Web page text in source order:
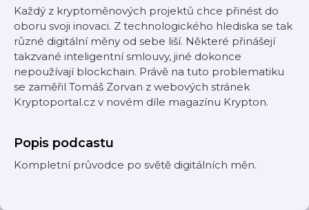
Každý z kryptoměnových projektů chce přinést do
oboru svoji inovaci. Z technologického hlediska se tak
různé digitální měny od sebe liší. Některé přinášejí
takzvané inteligentní smlouvy, jiné dokonce
nepoužívají blockchain. Právě na tuto problematiku
se zaměřil Tomáš Zorvan z webových stránek
Kryptoportal.cz v novém díle magazínu Krypton.
Popis podcastu
Kompletní průvodce po světě digitálních měn.